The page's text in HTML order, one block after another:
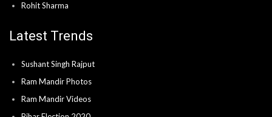
Rohit Sharma
Latest Trends
Sushant Singh Rajput
Ram Mandir Photos
Ram Mandir Videos